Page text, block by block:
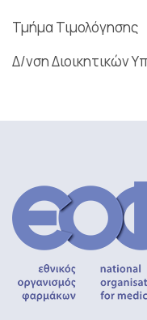
Τμήμα Τιμολόγησης
Δ/νση Διοικητικών